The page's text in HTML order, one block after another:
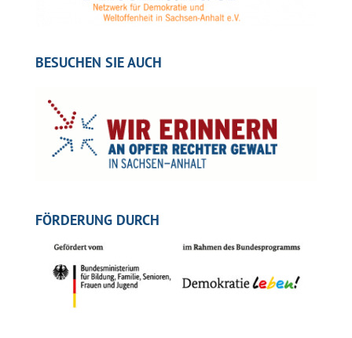
BESUCHEN SIE AUCH
FÖRDERUNG DURCH